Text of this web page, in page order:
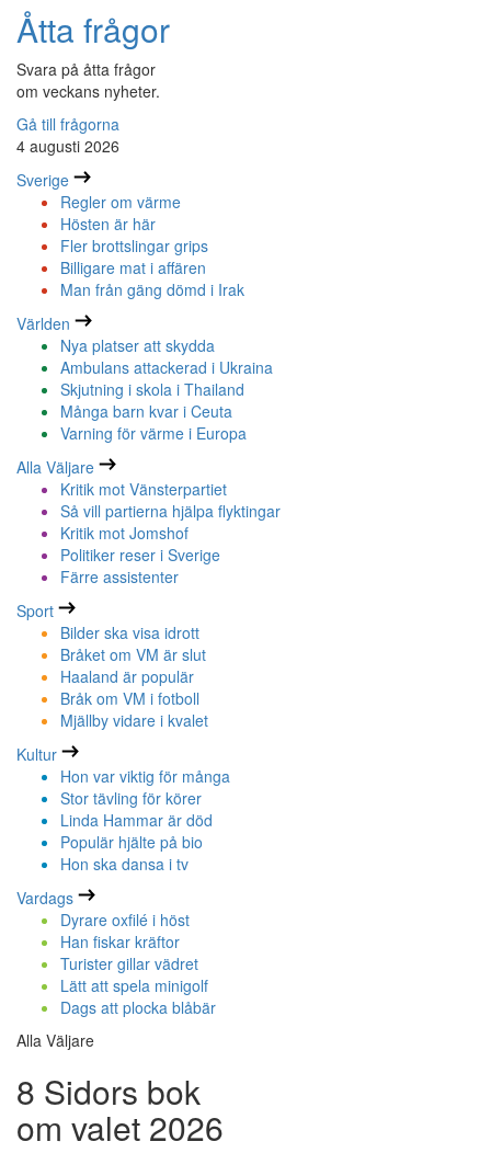
Åtta frågor
Svara på åtta frågor
om veckans nyheter.
Gå till frågorna
4 augusti 2026
Sverige
Regler om värme
Hösten är här
Fler brottslingar grips
Billigare mat i affären
Man från gäng dömd i Irak
Världen
Nya platser att skydda
Ambulans attackerad i Ukraina
Skjutning i skola i Thailand
Många barn kvar i Ceuta
Varning för värme i Europa
Alla Väljare
Kritik mot Vänsterpartiet
Så vill partierna hjälpa flyktingar
Kritik mot Jomshof
Politiker reser i Sverige
Färre assistenter
Sport
Bilder ska visa idrott
Bråket om VM är slut
Haaland är populär
Bråk om VM i fotboll
Mjällby vidare i kvalet
Kultur
Hon var viktig för många
Stor tävling för körer
Linda Hammar är död
Populär hjälte på bio
Hon ska dansa i tv
Vardags
Dyrare oxfilé i höst
Han fiskar kräftor
Turister gillar vädret
Lätt att spela minigolf
Dags att plocka blåbär
Alla Väljare
8 Sidors bok
om valet 2026